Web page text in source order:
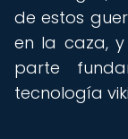
de estos
en la caza,
parte
tecnología